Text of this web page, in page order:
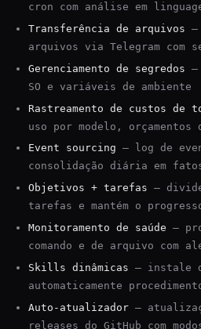
cron com análise em
Transferência de arquivos —
arquivos via Telegram com
Gerenciamento de segredos —
SO e variáveis de ambiente
Rastreamento de custos de
uso por modelo,
Event sourcing — log de
consolidação diária em
Objetivos + tarefas —
tarefas e mantém o
Monitoramento de saúde —
comando e de arquivo com
Skills dinâmicas — instale
automaticamente
Auto-atualizador —
releases do GitHub com